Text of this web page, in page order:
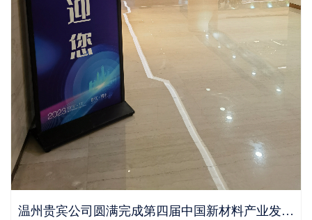
温州贵宾公司圆满完成第四届中国新材料产业发展大会暨第二届中国新材料投资大会保障任务